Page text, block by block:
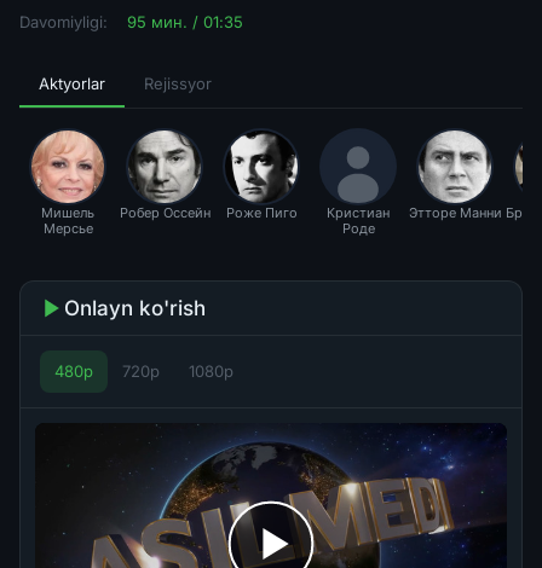
Davomiyligi:
95 мин. / 01:35
Aktyorlar Rejissyor
Мишель
Мерсье
Робер Оссейн Роже Пиго
Кристиан
Роде
Этторе Манни
Onlayn ko'rish
480p 720p 1080p